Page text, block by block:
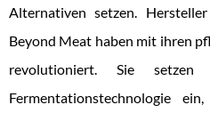
Alternativen setzen.
Beyond Meat haben mit ihren
revolutioniert. Sie setzen
Fermentationstechnologie